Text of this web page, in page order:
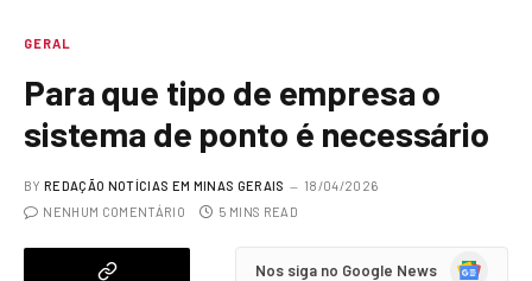
GERAL
Para que tipo de empresa o
sistema de ponto é necessário
BY REDAÇÃO NOTÍCIAS EM MINAS GERAIS
18/04/2026
NENHUM COMENTÁRIO
5 MINS READ
Nos siga no Google News
Google